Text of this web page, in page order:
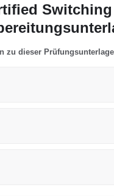
zu dieser Prüfungsunterlage